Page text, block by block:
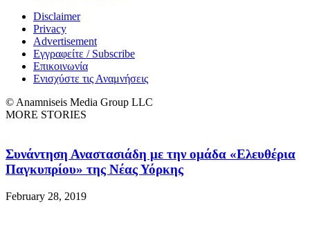
Disclaimer
Privacy
Advertisement
Εγγραφείτε / Subscribe
Επικοινωνία
Ενισχύστε τις Αναμνήσεις
© Anamniseis Media Group LLC
MORE STORIES
Συνάντηση Αναστασιάδη με την ομάδα «Ελευθέρια
Παγκυπρίου» της Νέας Υόρκης
February 28, 2019